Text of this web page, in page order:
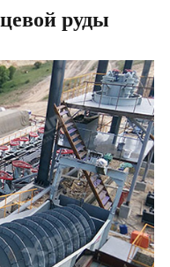
руды